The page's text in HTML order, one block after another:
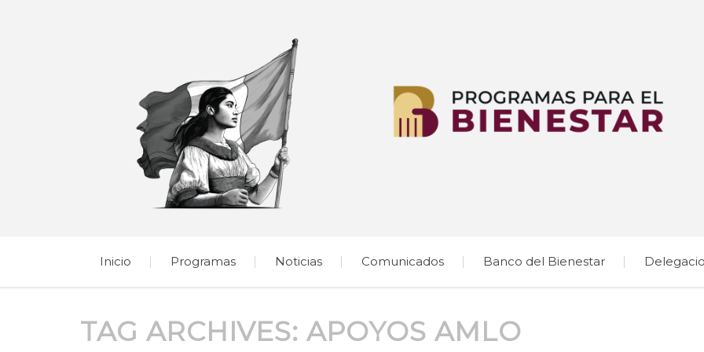
Inicio Programas Noticias Comunicados Banco del Bienestar
TAG ARCHIVES: APOYOS AMLO